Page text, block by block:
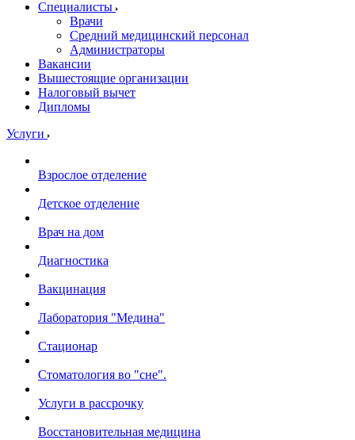
Специалисты
Врачи
Средний медицинский персонал
Администраторы
Вакансии
Вышестоящие организации
Налоговый вычет
Дипломы
Услуги
Взрослое отделение
Детское отделение
Врач на дом
Диагностика
Вакцинация
Лаборатория "Медина"
Стационар
Стоматология во "сне".
Услуги в рассрочку
Восстановительная медицина